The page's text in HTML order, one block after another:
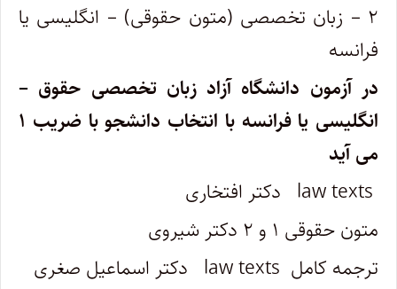
۲ – زبان تخصصی (متون حقوقی) – انگلیسی یا
فرانسه
در آزمون دانشگاه آزاد زبان تخصصی حقوق –
انگلیسی یا فرانسه با انتخاب دانشجو با ضریب ۱
می آید
متون حقوقی ۱ و ۲ دکتر شیروی
ترجمه کامل law texts دکتر اسماعیل صغری